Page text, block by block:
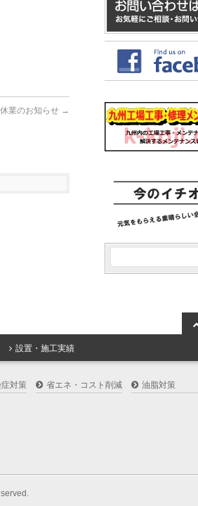
業のお知らせ →
設置・施工実績
対策 省エネ・コスト削減
油脂対策